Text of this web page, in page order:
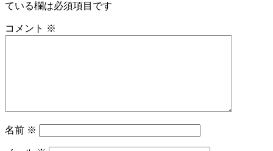
シ
ョ
ている欄は必須項目です
コメント ※
名前 ※